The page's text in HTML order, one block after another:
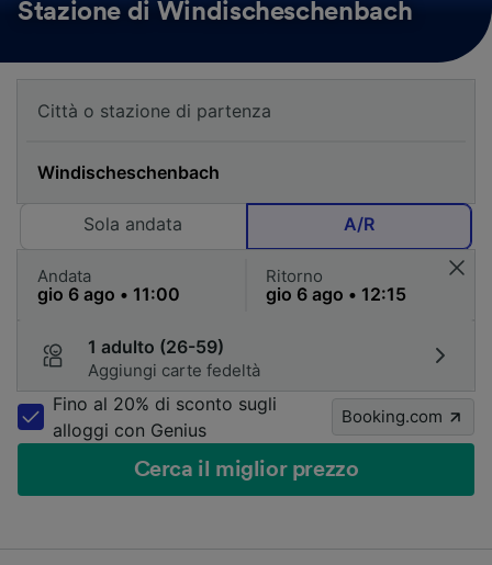
Stazione di Windischeschenbach
Sola andata A/R
Andata Ritorno
1 adulto (26-59)
Aggiungi carte fedeltà
Fino al 20% di sconto sugli
alloggi con Genius
Booking.com
Cerca il miglior prezzo